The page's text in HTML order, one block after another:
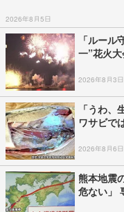
2026年8月5日
「ルー
一”花火
2026年8月3日
「うわ
ワサビで
2026年8月6日
熊本地震
危ない」